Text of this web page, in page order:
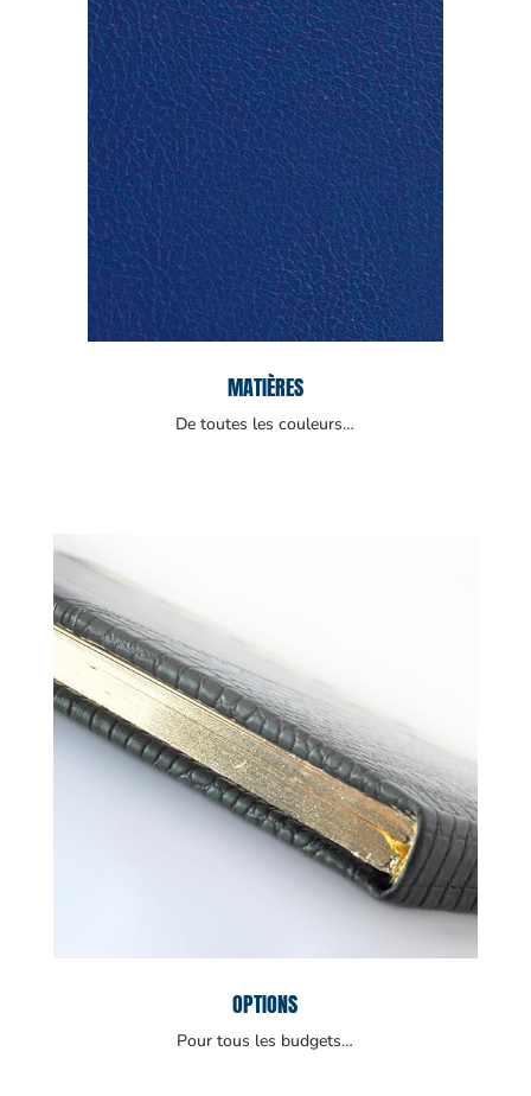
MATIÈRES
De toutes les couleurs…
OPTIONS
Pour tous les budgets…